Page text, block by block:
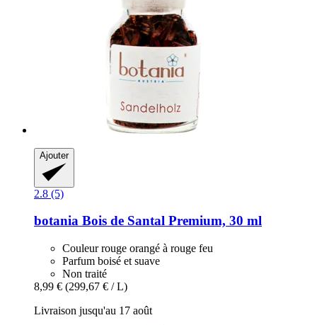
Ajouter
2.8 (5)
botania Bois de Santal Premium, 30 ml
Couleur rouge orangé à rouge feu
Parfum boisé et suave
Non traité
8,99 € (299,67 € / L)
Livraison jusqu'au 17 août